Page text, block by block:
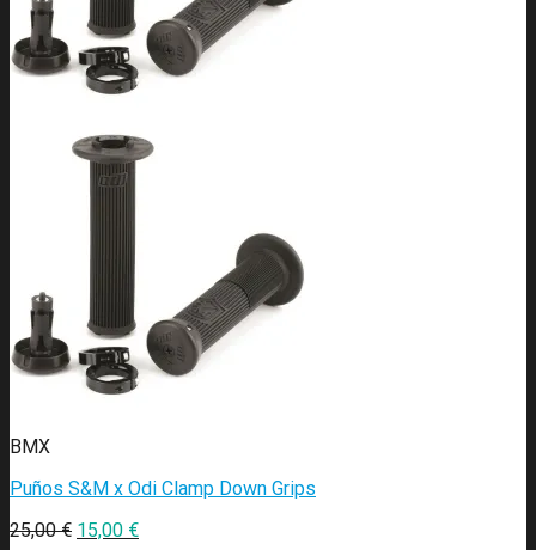
BMX
Puños S&M x Odi Clamp Down Grips
25,00€ 15,00 €